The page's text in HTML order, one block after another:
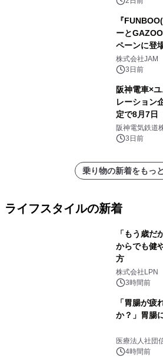
『
ーと
ペーンに登
GR 4車種の
メニューが
株式会社JAM
3日前
阪神電車×
レーション
定で8月7日
発売決定！
阪神電気鉄道
3日前
乗り物の新着をもっ
ライフスタイルの新着
「もう歳だ
からでも健
方
株式会社LPN
3時間前
「胃腸が疲
か？」胃腸
医療法人社団
4時間前